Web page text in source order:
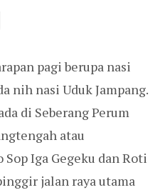
pagi berupa nasi
nih nasi Uduk Jampang.
di Seberang Perum
atau
Iga Gegeku dan Roti
jalan raya utama